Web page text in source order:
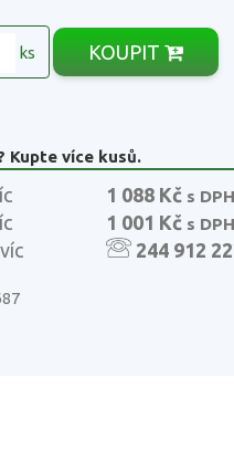
ks KOUPIT
Kupte více kusů.
1 088 Kčs DPH
1 001 Kčs DPH
244 912